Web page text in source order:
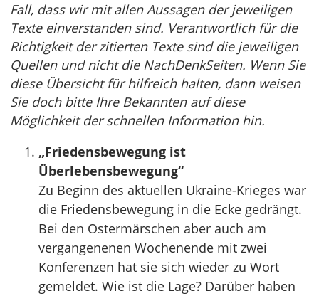
Fall, dass wir mit allen Aussagen der jeweiligen
Texte einverstanden sind. Verantwortlich für die
Richtigkeit der zitierten Texte sind die jeweiligen
Quellen und nicht die NachDenkSeiten. Wenn Sie
diese Übersicht für hilfreich halten, dann weisen
Sie doch bitte Ihre Bekannten auf diese
Möglichkeit der schnellen Information hin.
„Friedensbewegung ist
Überlebensbewegung“
Zu Beginn des aktuellen Ukraine-Krieges war
die Friedensbewegung in die Ecke gedrängt.
Bei den Ostermärschen aber auch am
vergangenenen Wochenende mit zwei
Konferenzen hat sie sich wieder zu Wort
gemeldet. Wie ist die Lage? Darüber haben